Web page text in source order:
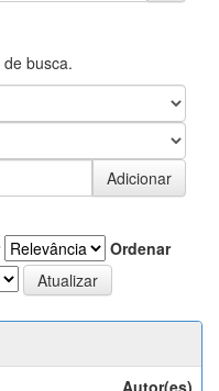
busca.
Ordenar
Autor(es)